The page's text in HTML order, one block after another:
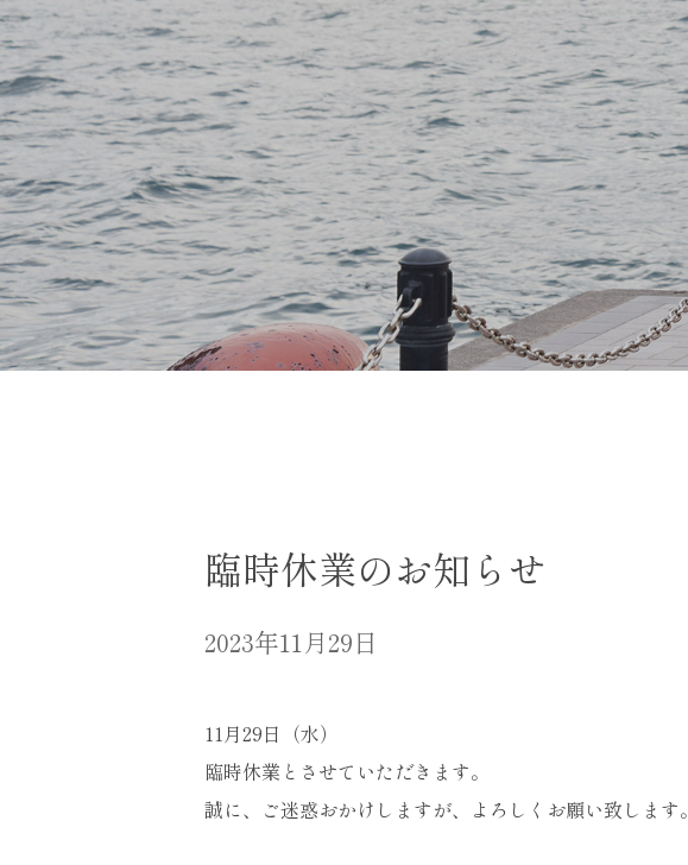
臨時休業のお知らせ
2023年11月29日
11月29日（水）
臨時休業とさせていただきます。
誠に、ご迷惑おかけしますが、よろしくお願い致します。